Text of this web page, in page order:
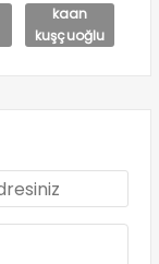
kaan
kuşçuoğlu